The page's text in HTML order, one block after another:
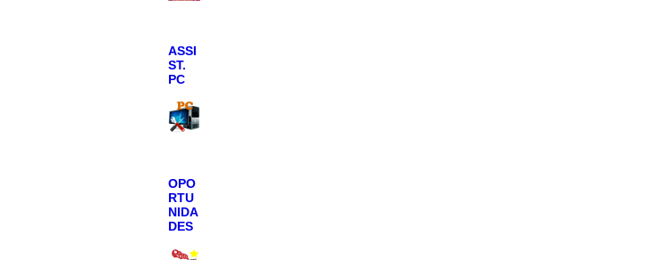
ASSI
ST.
PC
OPO
RTU
NIDA
DES